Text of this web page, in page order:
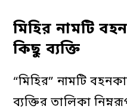
মিহির নামটি
কিছু ব্যক্তি
“মিহির” নামটি
ব্যক্তির তালিকা